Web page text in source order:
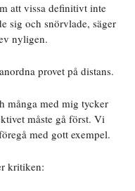
att vissa definitivt inte
sig och snörvlade, säger
nyligen.
provet på distans.
många med mig tycker
måste gå först. Vi
med gott exempel.
kritiken: